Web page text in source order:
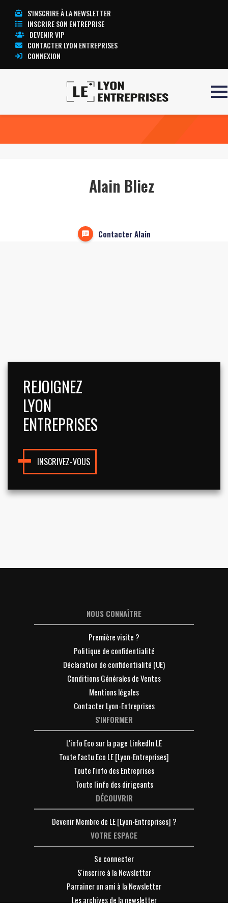
S'INSCRIRE À LA NEWSLETTER
INSCRIRE SON ENTREPRISE
DEVENIR VIP
CONTACTER LYON ENTREPRISES
CONNEXION
Alain Bliez
Contacter Alain
REJOIGNEZ
LYON
ENTREPRISES
INSCRIVEZ-VOUS
NOUS CONNAÎTRE
Première visite ?
Politique de confidentialité
Déclaration de confidentialité (UE)
Conditions Générales de Ventes
Mentions légales
Contacter Lyon-Entreprises
S'INFORMER
L'info Eco sur la page LinkedIn LE
Toute l'actu Eco LE [Lyon-Entreprises]
Toute l'info des Entreprises
Toute l'info des dirigeants
DÉCOUVRIR
Devenir Membre de LE [Lyon-Entreprises] ?
VOTRE ESPACE
Se connecter
S'inscrire à la Newsletter
Parrainer un ami à la Newsletter
Les archives de la newsletter